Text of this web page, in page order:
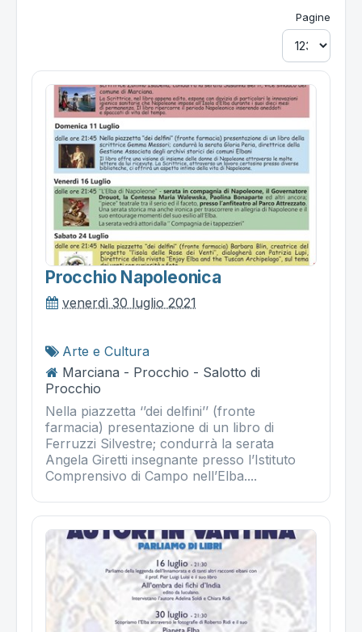
Pagine
Procchio Napoleonica
venerdì 30 luglio 2021
Arte e Cultura
Marciana - Procchio - Salotto di
Procchio
Nella piazzetta ‘’dei delfini’’ (fronte
farmacia) presentazione di un libro di
Ferruzzi Silvestre; condurrà la serata
Angela Giretti insegnante presso l’Istituto
Comprensivo di Campo nell’Elba....